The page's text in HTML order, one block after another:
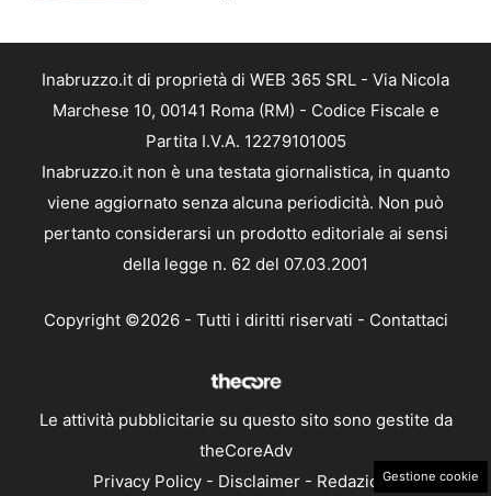
Inabruzzo.it di proprietà di WEB 365 SRL - Via Nicola
Marchese 10, 00141 Roma (RM) - Codice Fiscale e
Partita I.V.A. 12279101005
Inabruzzo.it non è una testata giornalistica, in quanto
viene aggiornato senza alcuna periodicità. Non può
pertanto considerarsi un prodotto editoriale ai sensi
della legge n. 62 del 07.03.2001
Copyright ©2026 - Tutti i diritti riservati - Contattaci
Le attività pubblicitarie su questo sito sono gestite da
theCoreAdv
Privacy Policy- Disclaimer- RedazioneGestione cookie